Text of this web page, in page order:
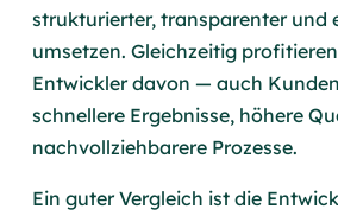
strukturierter, transparenter und
umsetzen. Gleichzeitig
Entwickler davon — auch
schnellere Ergebnisse, höhere
nachvollziehbarere Prozesse.
Ein guter Vergleich ist die